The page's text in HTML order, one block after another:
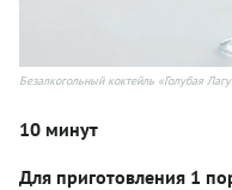
Безалкогольный коктейль «Голубая
10 минут
Для приготовления 1